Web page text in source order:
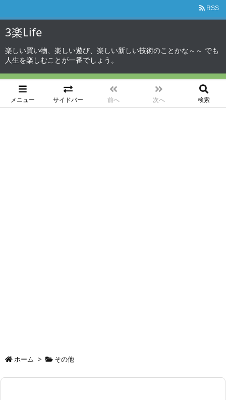
3楽Life
楽しい買い物、楽しい遊び、楽しい新しい技術のことかな～～ でも
人生を楽しむことが一番でしょう。
メニュー サイドバー 前へ 次へ 検索
RSS
ホーム > その他